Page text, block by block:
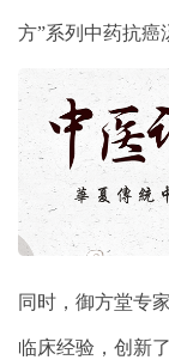
方”系列中药抗癌
同时，御方堂专
临床经验，创新